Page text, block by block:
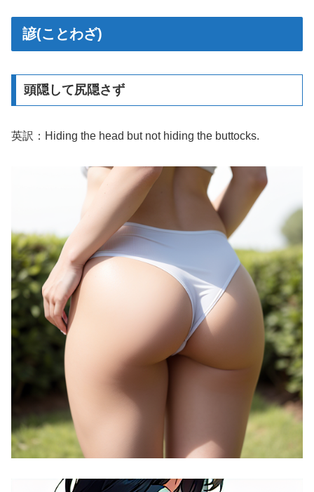
諺(ことわざ)
頭隠して尻隠さず
英訳：Hiding the head but not hiding the buttocks.